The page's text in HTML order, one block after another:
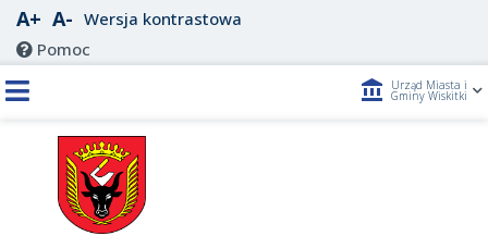
A+ A- Wersja kontrastowa
Pomoc
account_balance Urząd Miasta i
Gminy Wiskitki